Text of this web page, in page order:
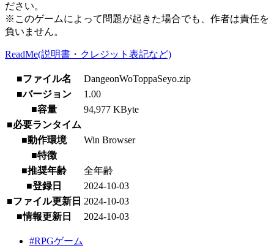
ださい。
※このゲームによって問題が起きた場合でも、作者は責任を
負いません。
ReadMe(説明書・クレジット表記など)
■ファイル名
DangeonWoToppaSeyo.zip
■バージョン
1.00
■容量
94,977 KByte
■必要ランタイム
■動作環境
Win Browser
■特徴
■推奨年齢
全年齢
■登録日
2024-10-03
■ファイル更新日 2024-10-03
■情報更新日
2024-10-03
#RPGゲーム